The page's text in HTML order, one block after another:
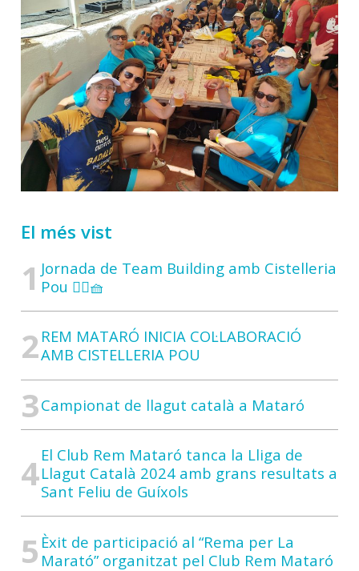
El més vist
Jornada de Team Building amb Cistelleria
Pou 🚣‍♀️🧺
REM MATARÓ INICIA COL·LABORACIÓ
AMB CISTELLERIA POU
Campionat de llagut català a Mataró
El Club Rem Mataró tanca la Lliga de
Llagut Català 2024 amb grans resultats a
Sant Feliu de Guíxols
Èxit de participació al “Rema per La
Marató” organitzat pel Club Rem Mataró